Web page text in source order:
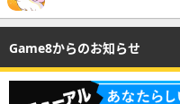
Game8からのお知らせ